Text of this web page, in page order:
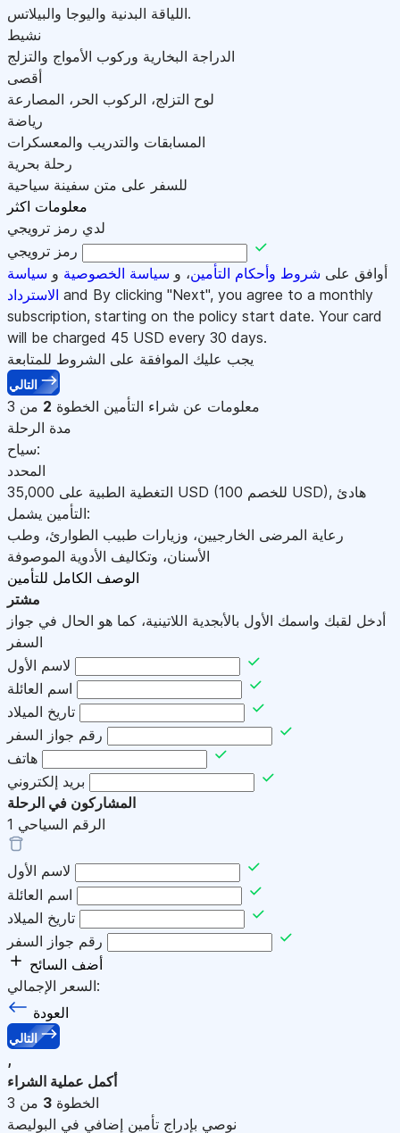
اللياقة البدنية واليوجا والبيلاتس.
نشيط
الدراجة البخارية وركوب الأمواج والتزلج
أقصى
لوح التزلج، الركوب الحر، المصارعة
رياضة
المسابقات والتدريب والمعسكرات
رحلة بحرية
للسفر على متن سفينة سياحية
معلومات اكثر
لدي رمز ترويجي
رمز ترويجي
أوافق على شروط وأحكام التأمين، و سياسة الخصوصية و سياسة
الاسترداد and By clicking "Next", you agree to a monthly
subscription, starting on the policy start date. Your card
will be charged 45 USD every 30 days.
يجب عليك الموافقة على الشروط للمتابعة
التالي
معلومات عن شراء التأمين الخطوة 2 من 3
مدة الرحلة
سياح:
المحدد
التغطية الطبية على 35,000 USD USD), هادئ
التأمين يشمل:
رعاية المرضى الخارجيين، وزيارات طبيب الطوارئ، وطب
الأسنان، وتكاليف الأدوية الموصوفة
الوصف الكامل للتأمين
مشتر
أدخل لقبك واسمك الأول بالأبجدية اللاتينية، كما هو الحال في جواز
السفر
لاسم الأول
اسم العائلة
تاريخ الميلاد
رقم جواز السفر
هاتف
بريد إلكتروني
المشاركون في الرحلة
الرقم السياحي 1
لاسم الأول
اسم العائلة
تاريخ الميلاد
رقم جواز السفر
أضف السائح
السعر الإجمالي:
العودة
التالي
,
أكمل عملية الشراء
الخطوة 3 من 3
نوصي بإدراج تأمين إضافي في البوليصة